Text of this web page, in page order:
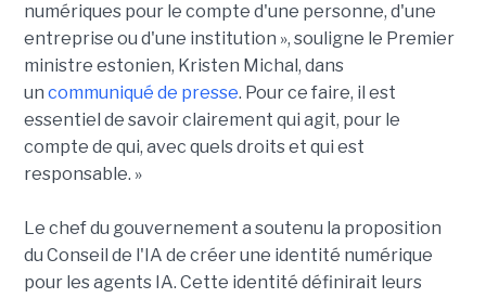
numériques pour le compte d'une personne, d'une
entreprise ou d'une institution », souligne le Premier
ministre estonien, Kristen Michal, dans
un communiqué de presse. Pour ce faire, il est
essentiel de savoir clairement qui agit, pour le
compte de qui, avec quels droits et qui est
responsable. »
Le chef du gouvernement a soutenu la proposition
du Conseil de l'IA de créer une identité numérique
pour les agents IA. Cette identité définirait leurs